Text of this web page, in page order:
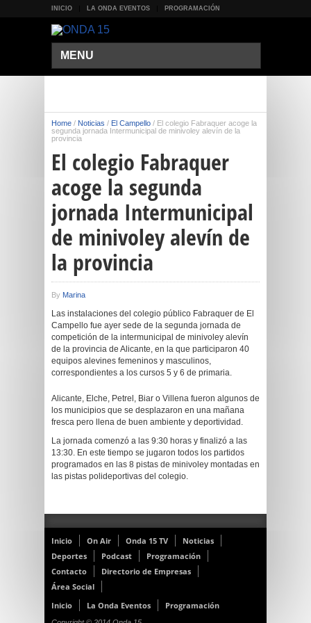
INICIO LA ONDA EVENTOS PROGRAMACIÓN
MENU
Home / Noticias / El Campello / El colegio Fabraquer acoge la
segunda jornada Intermunicipal de minivoley alevín de la
provincia
El colegio Fabraquer
acoge la segunda
jornada Intermunicipal
de minivoley alevín de
la provincia
By Marina
Las instalaciones del colegio público Fabraquer de El
Campello fue ayer sede de la segunda jornada de
competición de la intermunicipal de minivoley alevín
de la provincia de Alicante, en la que participaron 40
equipos alevines femeninos y masculinos,
correspondientes a los cursos 5 y 6 de primaria.
Alicante, Elche, Petrel, Biar o Villena fueron algunos de
los municipios que se desplazaron en una mañana
fresca pero llena de buen ambiente y deportividad.
La jornada comenzó a las 9:30 horas y finalizó a las
13:30. En este tiempo se jugaron todos los partidos
programados en las 8 pistas de minivoley montadas en
las pistas polideportivas del colegio.
Inicio On Air Onda 15 TV
Noticias
Deportes
Podcast
Programación
Contacto
Directorio de Empresas
Área Social
Inicio
La Onda Eventos Programación